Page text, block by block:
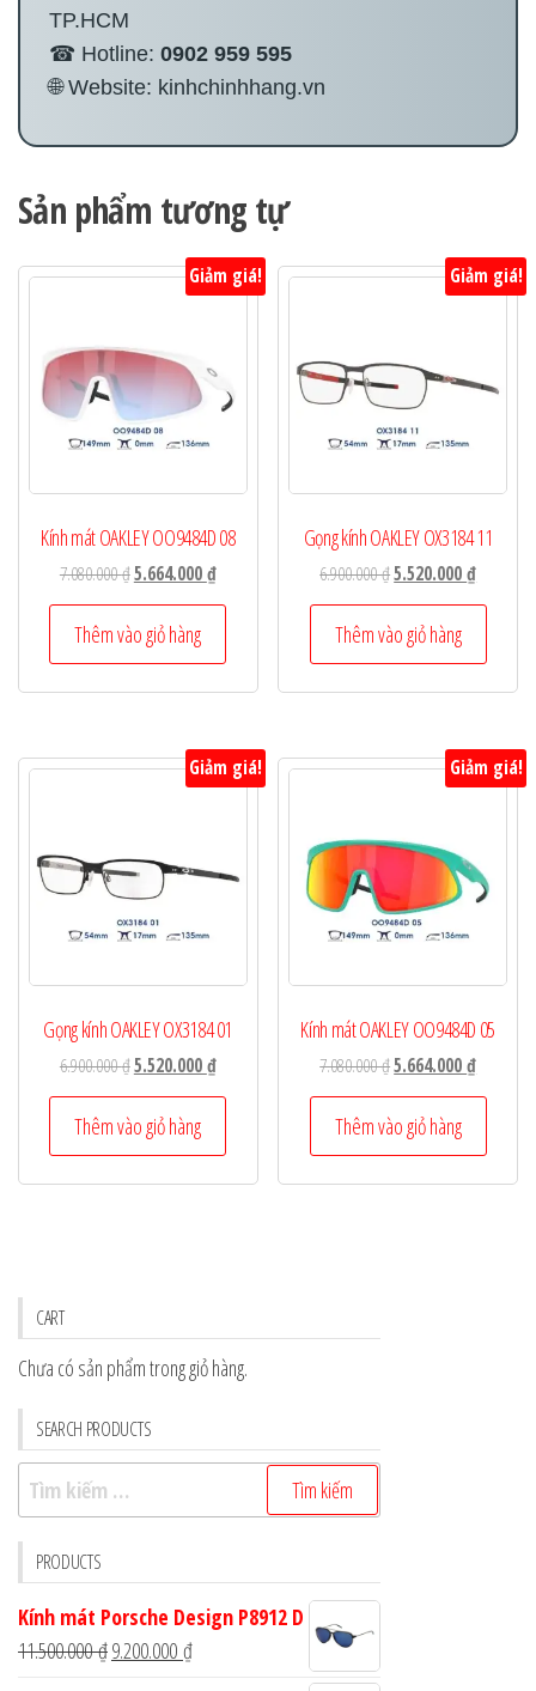
TP.HCM
☎ Hotline: 0902 959 595
🌐 Website: kinhchinhhang.vn
Sản phẩm tương tự
Giảm giá!
Kính mát OAKLEY OO9484D 08
7.080.000₫Giá
gốc
là:
7.080.000 ₫.
5.664.000₫Giá
hiện
là:
5.664.000 ₫.
Thêm vào giỏ hàng
Giảm giá!
Gọng kính OAKLEY OX3184 11
6.900.000₫Giá
gốc
là:
6.900.000 ₫.
5.520.000₫Giá
hiện
là:
Thêm vào giỏ hàng
Giảm giá!
Gọng kính OAKLEY OX3184 01
6.900.000₫Giá
gốc
là:
6.900.000 ₫.
5.520.000₫Giá
hiện
là:
5.520.000 ₫.
Thêm vào giỏ hàng
Giảm giá!
Kính mát OAKLEY OO9484D 05
7.080.000₫Giá
gốc
là:
7.080.000 ₫.
5.664.000₫Giá
hiện
là:
Thêm vào giỏ hàng
CART
Chưa có sản phẩm trong giỏ hàng.
SEARCH PRODUCTS
Tìm
kiếm
cho:
PRODUCTS
Kính mát Porsche Design P8912 D
11.500.000₫Giá
9.200.000 ₫Giá